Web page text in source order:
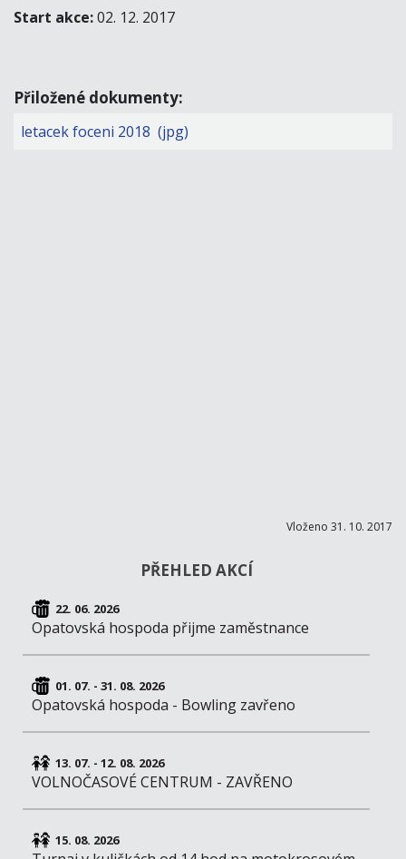
Start akce:02. 12. 2017
Přiložené dokumenty:
letacek foceni 2018 (jpg)
Vloženo 31. 10. 2017
PŘEHLED AKCÍ
22. 06. 2026
Opatovská hospoda přijme zaměstnance
01. 07. - 31. 08. 2026
Opatovská hospoda - Bowling zavřeno
13. 07. - 12. 08. 2026
VOLNOČASOVÉ CENTRUM - ZAVŘENO
15. 08. 2026